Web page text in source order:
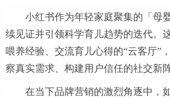
小红书作为年轻家庭聚集的「母
续见证并引领科学育儿趋势的迭代。
喂养经验、交流育儿心得的“云客厅”
察真实需求、构建用户信任的社交新阵
在当下品牌营销的激烈角逐中，